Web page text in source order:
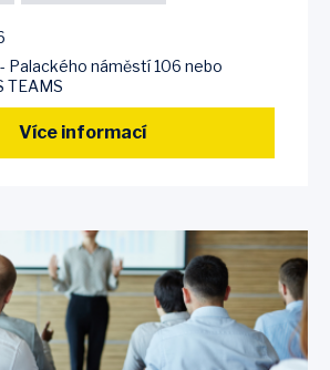
Palackého náměstí 106 nebo
TEAMS
Více informací